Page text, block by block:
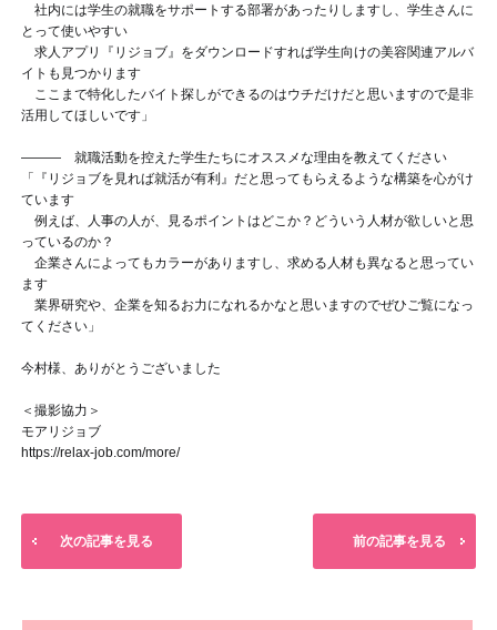
社内には学生の就職をサポートする部署があったりしますし、学生さんに
とって使いやすい
求人アプリ『リジョブ』をダウンロードすれば学生向けの美容関連アルバ
イトも見つかります
ここまで特化したバイト探しができるのはウチだけだと思いますので是非
活用してほしいです」
——— 就職活動を控えた学生たちにオススメな理由を教えてください
「『リジョブを見れば就活が有利』だと思ってもらえるような構築を心がけ
ています
例えば、人事の人が、見るポイントはどこか？どういう人材が欲しいと思
っているのか？
企業さんによってもカラーがありますし、求める人材も異なると思ってい
ます
業界研究や、企業を知るお力になれるかなと思いますのでぜひご覧になっ
てください」
今村様、ありがとうございました
＜撮影協力＞
モアリジョブ
https://relax-job.com/more/
次の記事を見る 前の記事を見る